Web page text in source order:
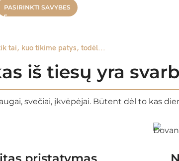
PASIRINKTI SAVYBES
tai, kuo tikime patys, todėl...
iš tiesų yra
svečiai, įkvėpėjai. Būtent dėl to kas